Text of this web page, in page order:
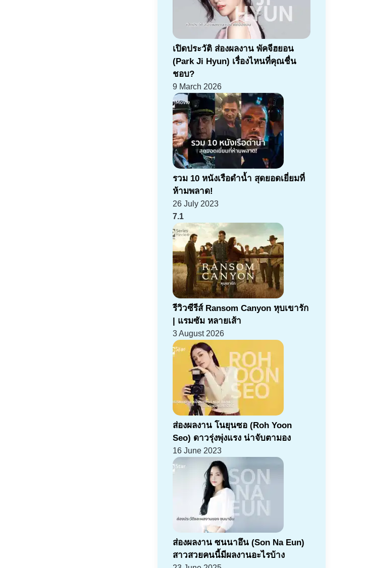
เปิดประวัติ ส่องผลงาน พัคจีฮยอน
(Park Ji Hyun) เรื่องไหนที่คุณชื่น
ชอบ?
9 March 2026
รวม 10 หนังเรือดำน้ำ สุดยอดเยี่ยมที่
ห้ามพลาด!
26 July 2023
7.1
รีวิวซีรีส์ Ransom Canyon หุบเขารัก
| แรมซัม หลายเส้า
3 August 2026
ส่องผลงาน โนยุนซอ (Roh Yoon
Seo) ดาวรุ่งพุ่งแรง น่าจับตามอง
16 June 2023
ส่องผลงาน ซนนาอึน (Son Na Eun)
สาวสวยคนนี้มีผลงานอะไรบ้าง